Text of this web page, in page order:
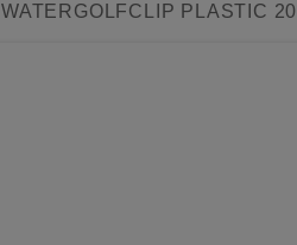
WATERGOLFCLIP PLASTIC